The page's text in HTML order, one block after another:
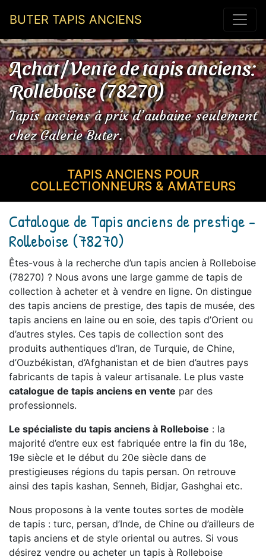
BUTER TAPIS ANCIENS
Achat / Vente de tapis anciens:
Rolleboise (78270)
Tapis anciens à prix d’aubaine seulement
chez Galerie Buter.
TAPIS ANCIENS POUR
COLLECTIONNEURS & AMATEURS
Catalogue de Tapis anciens de prestige -
Rolleboise (78270)
Êtes-vous à la recherche d’un tapis ancien à Rolleboise
(78270) ? Nous avons une large gamme de tapis de
collection à acheter et à vendre en ligne. On distingue
des tapis anciens de prestige, des tapis de musée, des
tapis anciens en laine ou en soie, des tapis d’Orient ou
d’autres styles. Ces tapis de collection sont des
produits authentiques d’Iran, de Turquie, de Chine,
d’Ouzbékistan, d’Afghanistan et de bien d’autres pays
fabricants de tapis à valeur artisanale. Le plus vaste
catalogue de tapis anciens en vente par des
professionnels.
Le spécialiste du tapis anciens à Rolleboise : la
majorité d’entre eux est fabriquée entre la fin du 18e,
19e siècle et le début du 20e siècle dans de
prestigieuses régions du tapis persan. On retrouve
ainsi des tapis kashan, Senneh, Bidjar, Gashghai etc.
Nous proposons à la vente toutes sortes de modèle
de tapis : turc, persan, d’Inde, de Chine ou d’ailleurs de
tapis anciens et de style oriental ou autres. Si vous
désirez vendre ou acheter un tapis à Rolleboise